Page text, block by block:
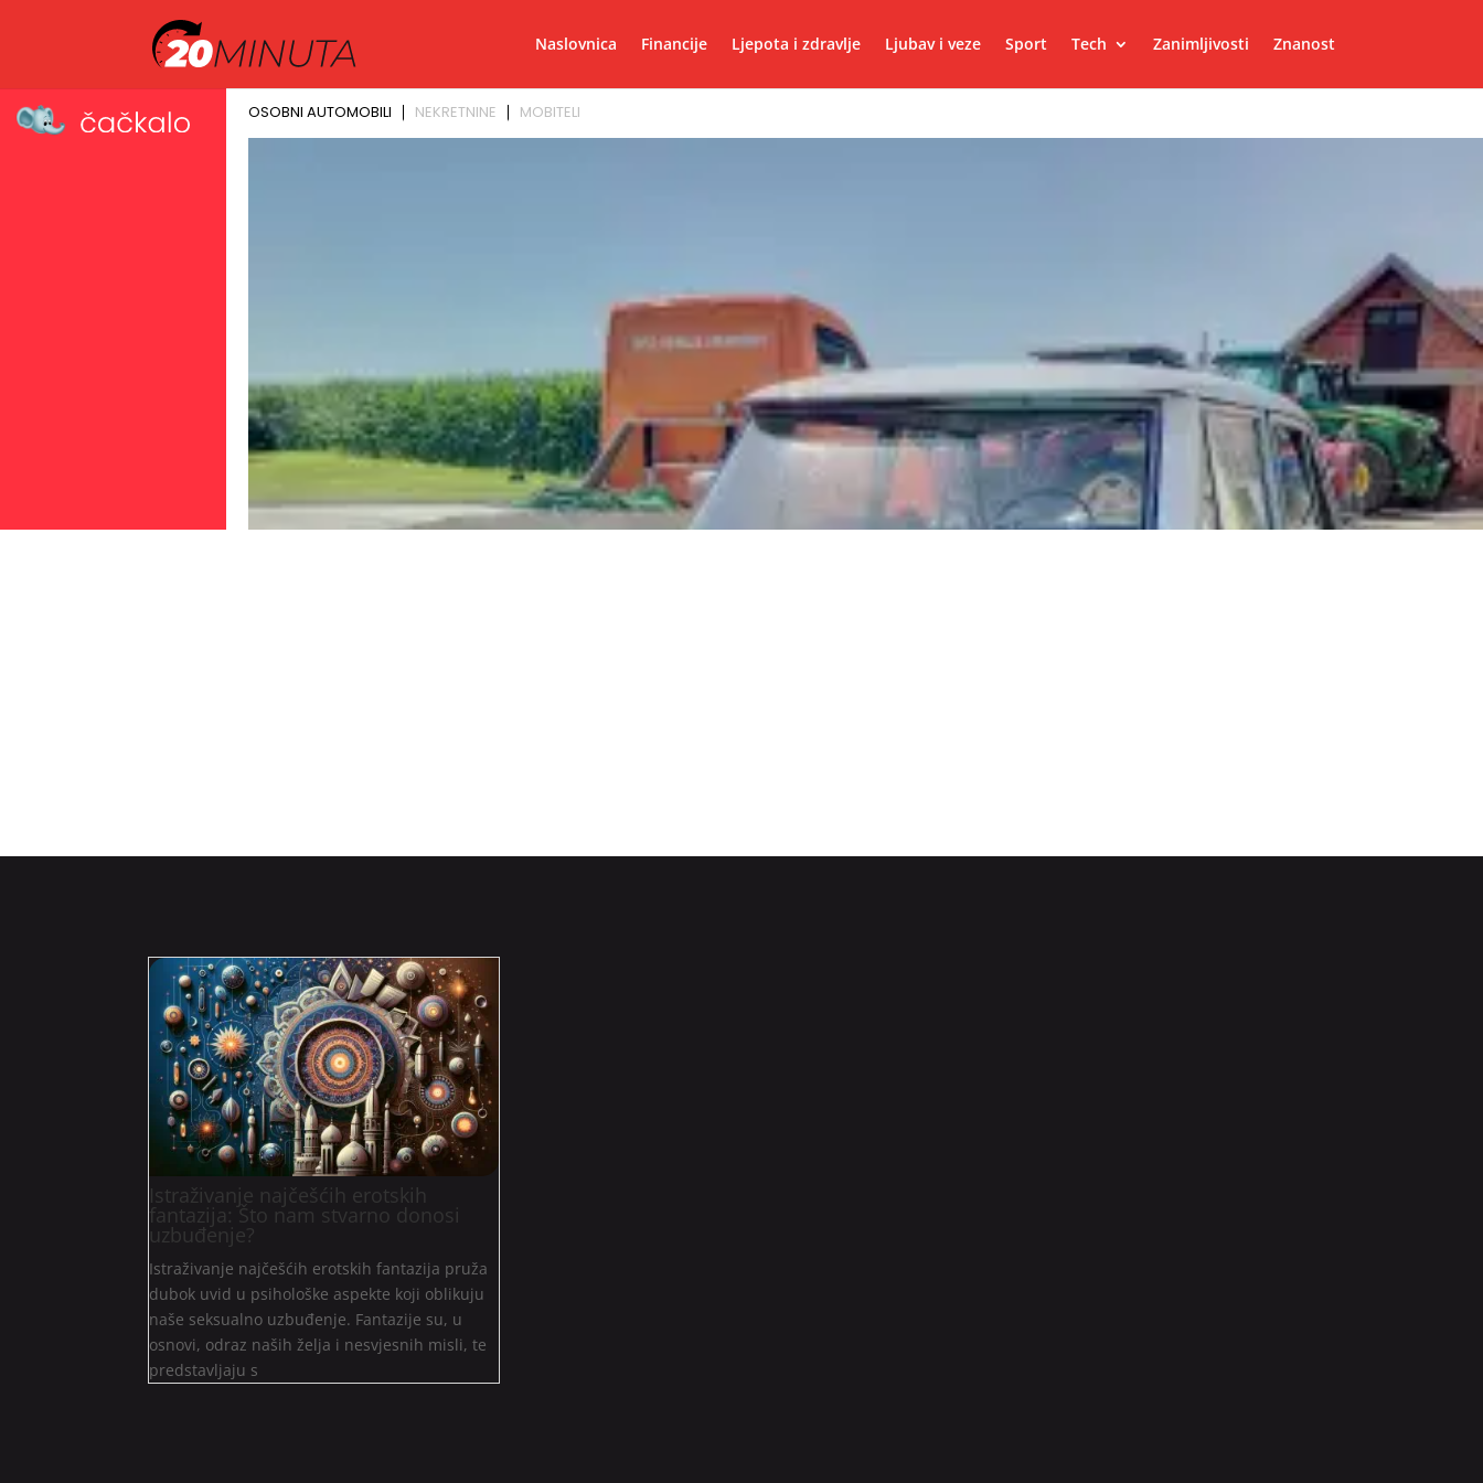
Naslovnica Financije Ljepota i zdravlje Ljubav i veze Sport Tech Zanimljivosti Znanost
Istraživanje najčešćih erotskih
fantazija: Što nam stvarno donosi
uzbuđenje?
Istraživanje najčešćih erotskih fantazija pruža
dubok uvid u psihološke aspekte koji oblikuju
naše seksualno uzbuđenje. Fantazije su, u
osnovi, odraz naših želja i nesvjesnih misli, te
predstavljaju s